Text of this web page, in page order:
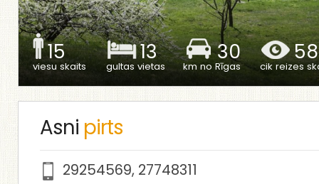
15
viesu skaits
13
gultas vietas
30
km no Rīgas cik reizes
Asni pirts
29254569, 27748311